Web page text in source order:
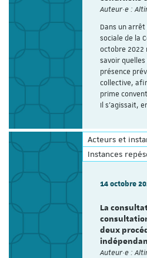
Auteur·e :
Dans un
sociale de la
octobre 2022
savoir
présence
collective,
prime
Il s’agissait,
Acteurs et
Instances
14 octobre
La
deux
Auteur·e :